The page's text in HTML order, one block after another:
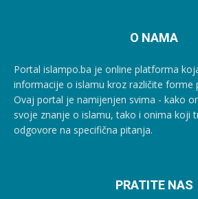
O NAMA
Portal islampo.ba je online platforma
informacije o islamu kroz različite forme
Ovaj portal je namijenjen svima - kako
svoje znanje o islamu, tako i onima koji
odgovore na specifična pitanja.
PRATITE NAS